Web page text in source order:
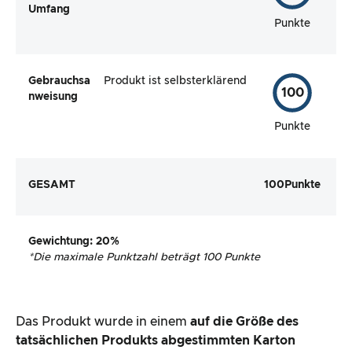
Umfang
Punkte
Gebrauchsa
nweisung
Produkt ist selbsterklärend
100
Punkte
GESAMT 100 Punkte
Gewichtung: 20%
*Die maximale Punktzahl beträgt 100 Punkte
Das Produkt wurde in einem auf die Größe des
tatsächlichen Produkts abgestimmten Karton